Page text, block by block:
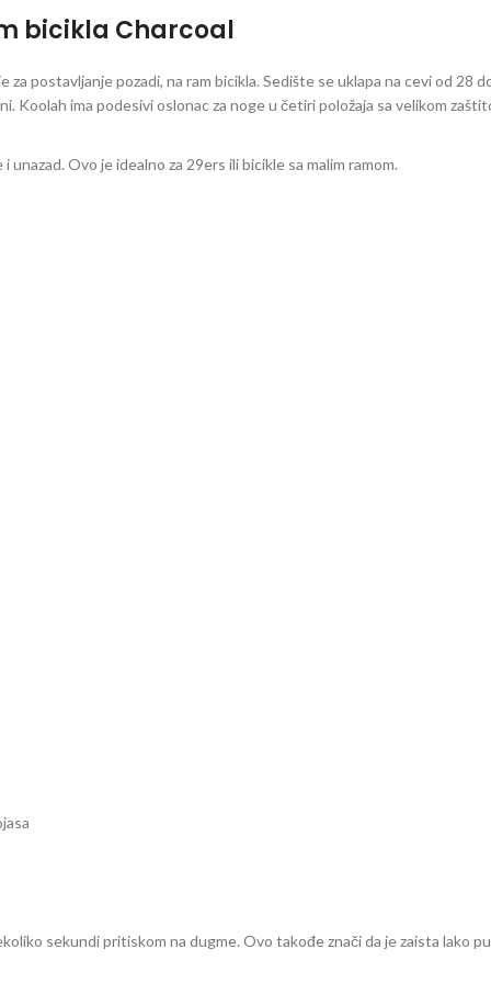
bicikla Charcoal
za postavljanje pozadi, na ram bicikla. Sedište se uklapa na cevi od 28
Koolah ima podesivi oslonac za noge u četiri položaja sa velikom
Ovo je idealno za 29ers ili bicikle sa malim ramom.
sekundi pritiskom na dugme. Ovo takođe znači da je zaista lako